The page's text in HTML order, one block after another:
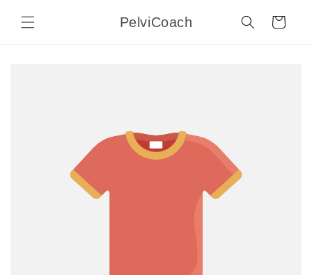
content
PelviCoach Cart